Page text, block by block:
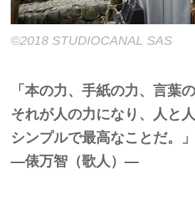
©2018 STUDIOCANAL SAS
「本の力、手紙の力、言葉の
それが人の力になり、人と
シンプルで最高なことだ。」
―俵万智（歌人）―